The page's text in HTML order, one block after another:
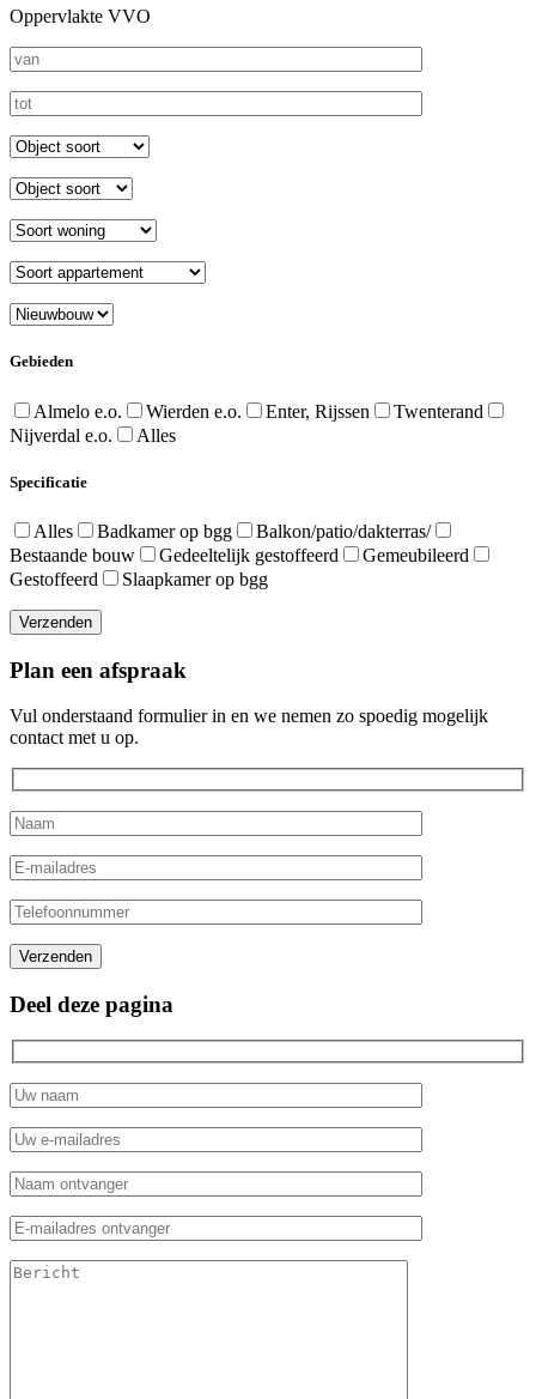
Oppervlakte VVO
Gebieden
Almelo e.o. Wierden e.o. Enter, Rijssen
Twenterand
Nijverdal e.o.
Alles
Specificatie
Alles Badkamer op bgg
Balkon/patio/dakterras/
Bestaande bouw
Gedeeltelijk gestoffeerd
Gemeubileerd
Gestoffeerd
Slaapkamer op bgg
Verzenden
Plan een afspraak
Vul onderstaand formulier in en we nemen zo spoedig mogelijk
contact met u op.
Gelieve dit veld leeg te laten.
Verzenden
Deel deze pagina